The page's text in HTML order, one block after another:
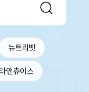
뉴트리벳
앤츄이스